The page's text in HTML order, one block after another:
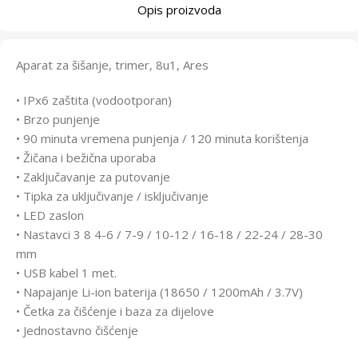
Opis proizvoda
Aparat za šišanje, trimer, 8u1, Ares
• IPx6 zaštita (vodootporan)
• Brzo punjenje
• 90 minuta vremena punjenja / 120 minuta korištenja
• Žičana i bežična uporaba
• Zaključavanje za putovanje
• Tipka za uključivanje / isključivanje
• LED zaslon
• Nastavci 3 8 4-6 / 7-9 / 10-12 / 16-18 / 22-24 / 28-30
mm
• USB kabel 1 met.
• Napajanje Li-ion baterija (18650 / 1200mAh / 3.7V)
• Četka za čišćenje i baza za dijelove
• Jednostavno čišćenje